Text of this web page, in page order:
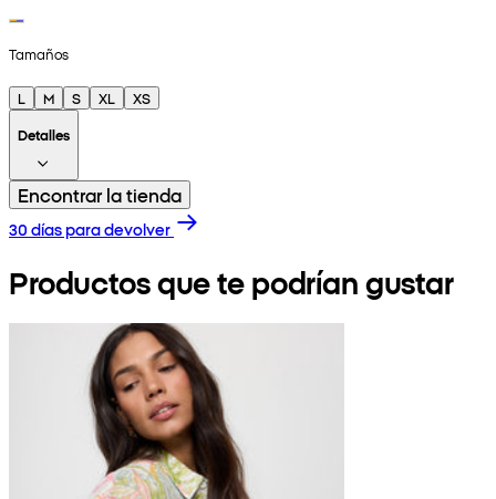
Tamaños
L M S XL
XS
Detalles
Encontrar la tienda
30 días para devolver
Productos que te podrían gustar